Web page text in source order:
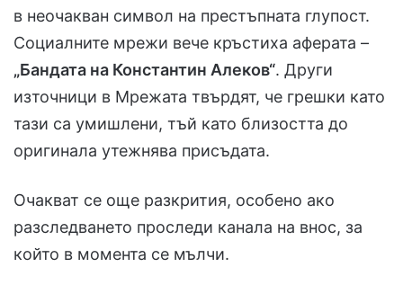
в неочакван символ на престъпната глупост.
Социалните мрежи вече кръстиха аферата –
„Бандата на Константин Алеков“. Други
източници в Мрежата твърдят, че грешки като
тази са умишлени, тъй като близостта до
оригинала утежнява присъдата.
Очакват се още разкрития, особено ако
разследването проследи канала на внос, за
който в момента се мълчи.